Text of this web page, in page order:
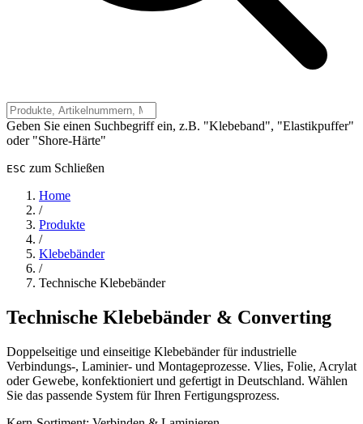
Geben Sie einen Suchbegriff ein, z.B. "Klebeband", "Elastikpuffer"
oder "Shore-Härte"
ESC zum Schließen
Home
/
Produkte
/
Klebebänder
/
Technische Klebebänder
Technische Klebebänder & Converting
Doppelseitige und einseitige Klebebänder für industrielle
Verbindungs-, Laminier- und Montageprozesse. Vlies, Folie, Acrylat
oder Gewebe, konfektioniert und gefertigt in Deutschland. Wählen
Sie das passende System für Ihren Fertigungsprozess.